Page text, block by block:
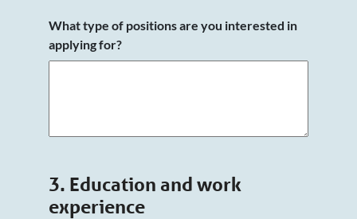
What type of positions are you interested in
applying for?
3. Education and work
experience